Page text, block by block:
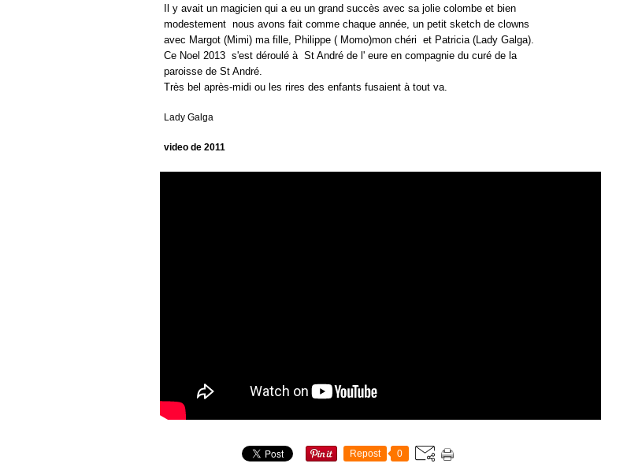
Il y avait un magicien qui a eu un grand succès avec sa jolie colombe et bien
modestement nous avons fait comme chaque année, un petit sketch de clowns
avec Margot (Mimi) ma fille, Philippe ( Momo)mon chéri et Patricia (Lady Galga).
Ce Noel 2013 s'est déroulé à St André de l' eure en compagnie du curé de la
paroisse de St André.
Très bel après-midi ou les rires des enfants fusaient à tout va.
Lady Galga
video de 2011
Repost 0